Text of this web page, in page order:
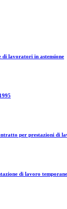
di lavoratori in astensione
per prestazioni di
di lavoro